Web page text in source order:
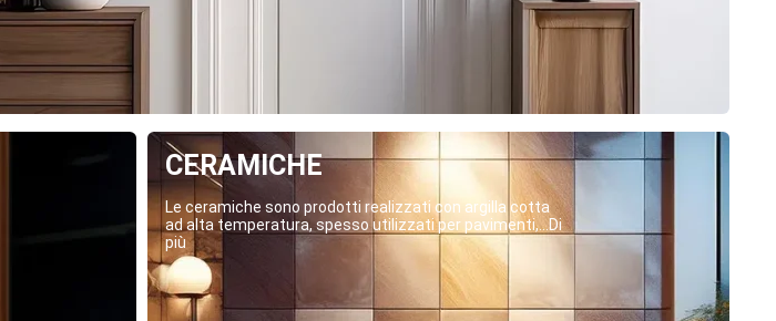
CERAMICHE
Le ceramiche sono prodotti realizzati con argilla cotta
ad alta temperatura, spesso utilizzati per pavimenti,...Di
più